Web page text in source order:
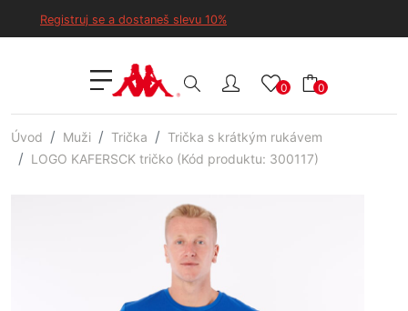
Registruj se a dostaneš slevu 10%
0 0
Úvod Muži Trička
Trička s krátkým rukávem
LOGO KAFERSCK tričko (Kód produktu: 300117)